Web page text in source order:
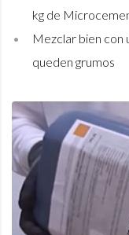
kg de
Mezclar bien con
queden grumos